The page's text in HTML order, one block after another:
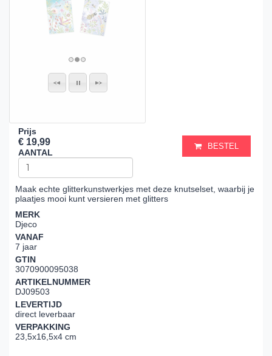
Prijs
€ 19,99
AANTAL
BESTEL
Maak echte glitterkunstwerkjes met deze knutselset, waarbij je
plaatjes mooi kunt versieren met glitters
MERK
Djeco
VANAF
7 jaar
GTIN
3070900095038
ARTIKELNUMMER
DJ09503
LEVERTIJD
direct leverbaar
VERPAKKING
23,5x16,5x4 cm